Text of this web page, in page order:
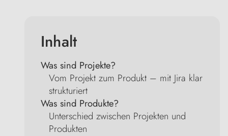
Inhalt
Was sind Projekte?
Vom Projekt zum Produkt – mit Jira klar
strukturiert
Was sind Produkte?
Unterschied zwischen Projekten und
Produkten